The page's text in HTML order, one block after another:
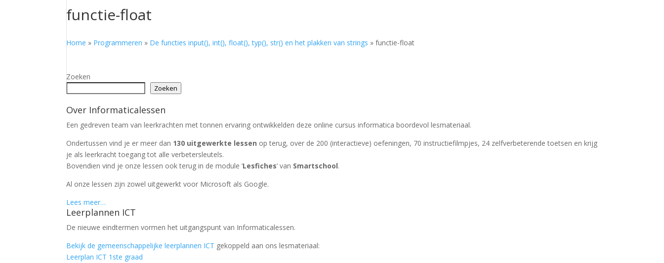
functie-float
Home » Programmeren » De functies input(), int(), float(), typ(), str() en het plakken van strings »functie-float
Zoeken
Zoeken
Over Informaticalessen
Een gedreven team van leerkrachten met tonnen ervaring ontwikkelden deze online cursus informatica boordevol lesmateriaal.
Ondertussen vind je er meer dan 130 uitgewerkte lessen op terug, over de 200 (interactieve) oefeningen, 70 instructiefilmpjes, 24 zelfverbeterende toetsen en krijg
je als leerkracht toegang tot alle verbetersleutels.
Bovendien vind je onze lessen ook terug in de module ‘Lesfiches’ van Smartschool.
Al onze lessen zijn zowel uitgewerkt voor Microsoft als Google.
Lees meer…
Leerplannen ICT
De nieuwe eindtermen vormen het uitgangspunt van Informaticalessen.
Bekijk de gemeenschappelijke leerplannen ICT gekoppeld aan ons lesmateriaal:
Leerplan ICT 1ste graad